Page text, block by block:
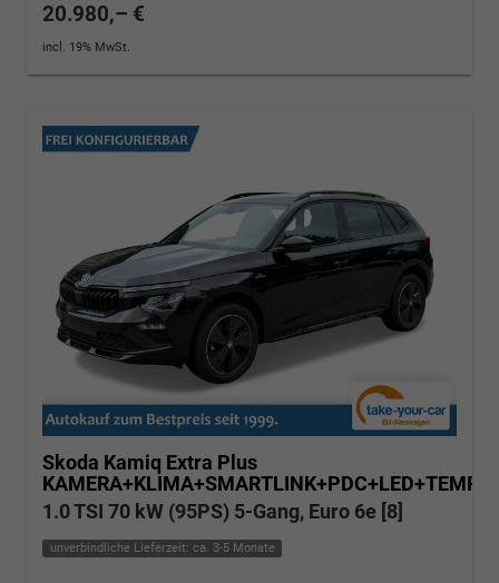
20.980,– €
incl. 19% MwSt.
Skoda Kamiq Extra Plus
1.0 TSI 70 kW (95PS) 5-Gang, Euro 6e [8]
unverbindliche Lieferzeit: ca. 3-5 Monate